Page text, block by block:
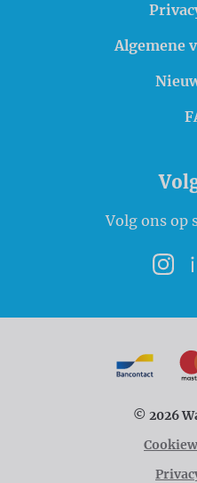
Algemene
Volg ons op
© 2026